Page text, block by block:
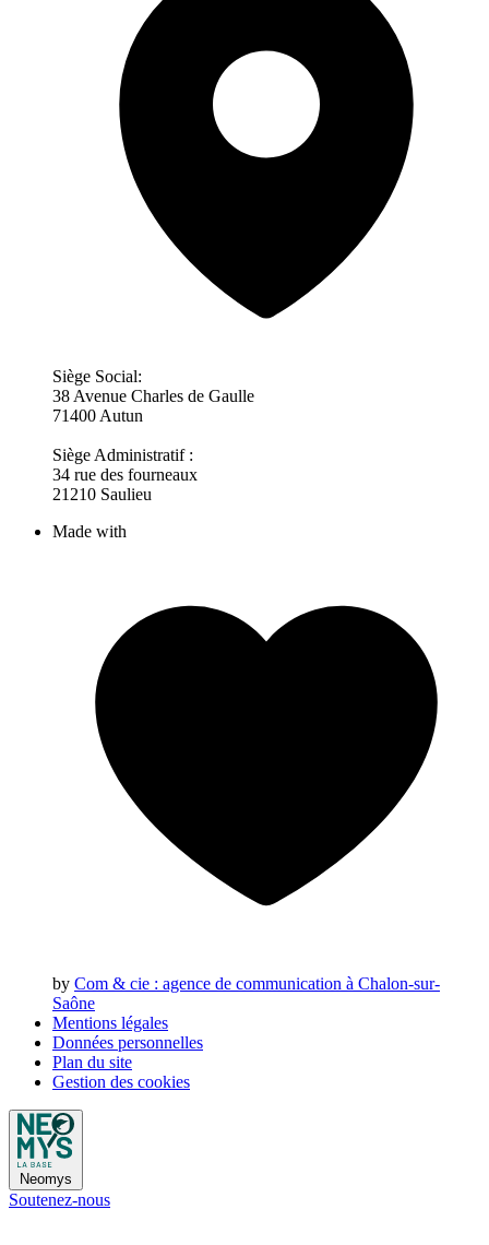
Siège Social:
38 Avenue Charles de Gaulle
71400 Autun
Siège Administratif :
34 rue des fourneaux
21210 Saulieu
Made with
by Com & cie : agence de communication à Chalon-sur-
Saône
Mentions légales
Données personnelles
Plan du site
Gestion des cookies
Neomys
Soutenez-nous